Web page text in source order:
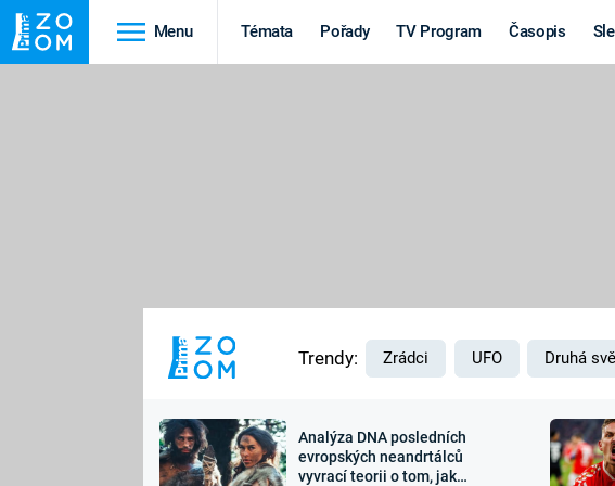
Menu Témata Pořady TV Program Časopis
Výročí
Trendy: Zrádci UFO Druhá
Analýza DNA posledních
evropských neandrtálců
vyvrací teorii o tom, jak